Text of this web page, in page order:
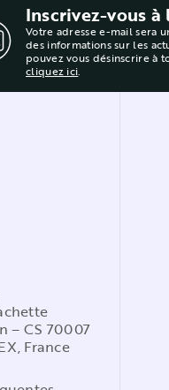
Inscrivez-vous
Votre adresse e-mail sera
des informations sur les
pouvez vous désinscrire à
cliquez ici.
– CS 70007
France